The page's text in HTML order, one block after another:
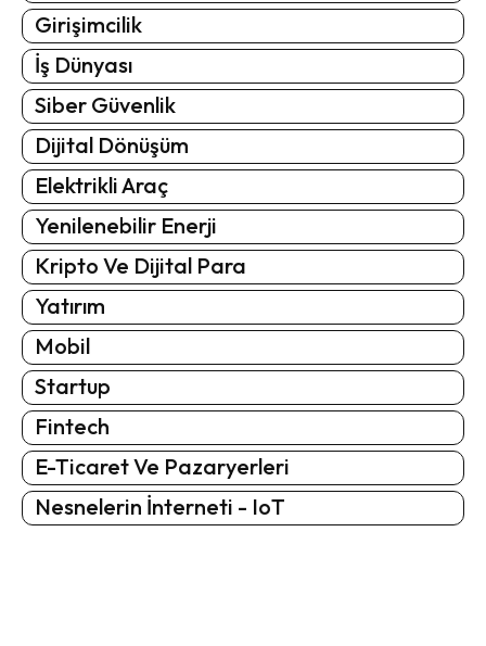
Girişimcilik
İş Dünyası
Siber Güvenlik
Dijital Dönüşüm
Elektrikli Araç
Yenilenebilir Enerji
Kripto Ve Dijital Para
Yatırım
Mobil
Startup
Fintech
E-Ticaret Ve Pazaryerleri
Nesnelerin İnterneti - IoT